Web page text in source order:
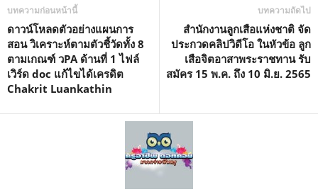
บทความก่อนหน้านี้
ดาวน์โหลดตัวอย่างแผนการ
สอน วิเคราะห์ตามตัวชี้วัดทั้ง 8
ตามเกณฑ์ วPA ด้านที่ 1 ไฟล์
เวิร์ด doc แก้ไขได้เครดิต
Chakrit Luankathin
บทความถัดไป
สำนักงานลูกเสือแห่งชาติ จัด
ประกวดคลิปวิดีโอ ในหัวข้อ ลูก
เสือจิตอาสาพระราชทาน รับ
สมัคร 15 พ.ค. ถึง 10 มิ.ย. 2565